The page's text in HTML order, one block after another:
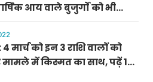
आय वाले बुजुर्गों को भी
पेंशन, सीएम मनोहर लाल का
मार्च को इन 3 राशि वालों को
मामले में किस्मत का साथ, पढ़ें 12